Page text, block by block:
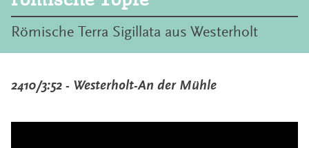
Römische Terra Sigillata aus Westerholt
2410/3:52 - Westerholt-An der Mühle